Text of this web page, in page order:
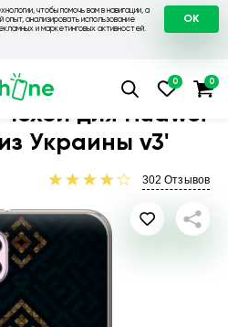
чтобы помочь вам в навигации, а
анализировать использование
и маркетинговых активностей.
OK
на Huawei Чехол для
для Huawei
Украины v3'
302 Отзывов